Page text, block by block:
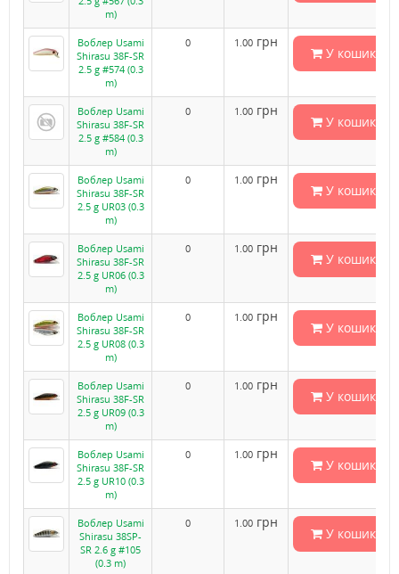
m)
Воблер Usami
Shirasu 38F-SR
2.5 g #574 (0.3
m)
0 1.00 грн
У кошик
Воблер Usami
Shirasu 38F-SR
2.5 g #584 (0.3
m)
0 1.00 грн
У кошик
Воблер Usami
Shirasu 38F-SR
2.5 g UR03 (0.3
m)
0 1.00 грн
У кошик
Воблер Usami
Shirasu 38F-SR
2.5 g UR06 (0.3
m)
0 1.00 грн
У кошик
Воблер Usami
Shirasu 38F-SR
2.5 g UR08 (0.3
m)
0 1.00 грн
У кошик
Воблер Usami
Shirasu 38F-SR
2.5 g UR09 (0.3
m)
0 1.00 грн
У кошик
Воблер Usami
Shirasu 38F-SR
2.5 g UR10 (0.3
m)
0 1.00 грн
У кошик
Воблер Usami
Shirasu 38SP-
SR 2.6 g #105
(0.3 m)
0 1.00 грн
У кошик